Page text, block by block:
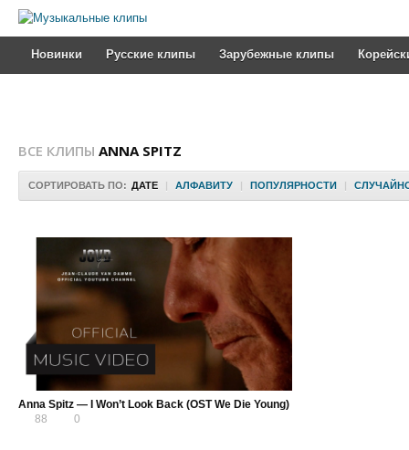
Новинки Русские клипы Зарубежные клипы
ВСЕ КЛИПЫ ANNA SPITZ
СОРТИРОВАТЬ ПО: ДАТЕ | АЛФАВИТУ | ПОПУЛЯРНОСТИ |
Anna Spitz — I Won’t Look Back (OST We Die Young)
88
0